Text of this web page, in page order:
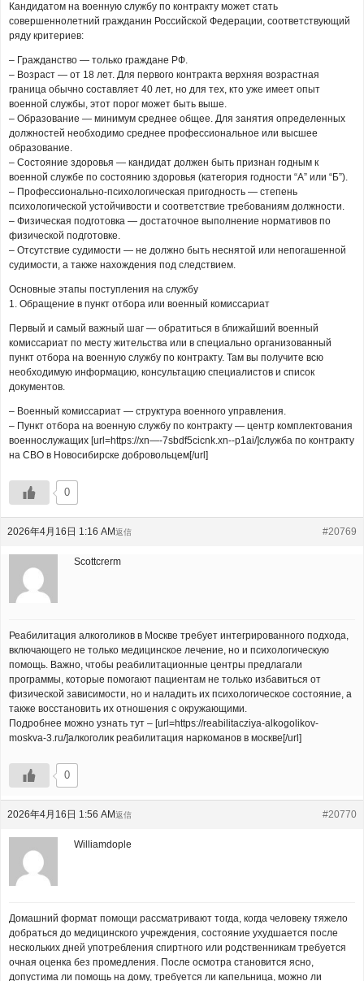
Кандидатом на военную службу по контракту может стать
совершеннолетний гражданин Российской Федерации, соответствующий
ряду критериев:
– Гражданство — только граждане РФ.
– Возраст — от 18 лет. Для первого контракта верхняя возрастная
граница обычно составляет 40 лет, но для тех, кто уже имеет опыт
военной службы, этот порог может быть выше.
– Образование — минимум среднее общее. Для занятия определенных
должностей необходимо среднее профессиональное или высшее
образование.
– Состояние здоровья — кандидат должен быть признан годным к
военной службе по состоянию здоровья (категория годности “А” или “Б”).
– Профессионально-психологическая пригодность — степень
психологической устойчивости и соответствие требованиям должности.
– Физическая подготовка — достаточное выполнение нормативов по
физической подготовке.
– Отсутствие судимости — не должно быть неснятой или непогашенной
судимости, а также нахождения под следствием.
Основные этапы поступления на службу
1. Обращение в пункт отбора или военный комиссариат
Первый и самый важный шаг — обратиться в ближайший военный
комиссариат по месту жительства или в специально организованный
пункт отбора на военную службу по контракту. Там вы получите всю
необходимую информацию, консультацию специалистов и список
документов.
– Военный комиссариат — структура военного управления.
– Пункт отбора на военную службу по контракту — центр комплектования
военнослужащих [url=https://xn—-7sbdf5cicnk.xn--p1ai/]служба по контракту
на СВО в Новосибирске добровольцем[/url]
0
2026年4月16日 1:16 AM #20769
返信
Scottcrerm
Реабилитация алкоголиков в Москве требует интегрированного подхода,
включающего не только медицинское лечение, но и психологическую
помощь. Важно, чтобы реабилитационные центры предлагали
программы, которые помогают пациентам не только избавиться от
физической зависимости, но и наладить их психологическое состояние, а
также восстановить их отношения с окружающими.
Подробнее можно узнать тут – [url=https://reabilitacziya-alkogolikov-
moskva-3.ru/]алкоголик реабилитация наркоманов в москве[/url]
0
2026年4月16日 1:56 AM #20770
返信
Williamdople
Домашний формат помощи рассматривают тогда, когда человеку тяжело
добраться до медицинского учреждения, состояние ухудшается после
нескольких дней употребления спиртного или родственникам требуется
очная оценка без промедления. После осмотра становится ясно,
допустима ли помощь на дому, требуется ли капельница, можно ли